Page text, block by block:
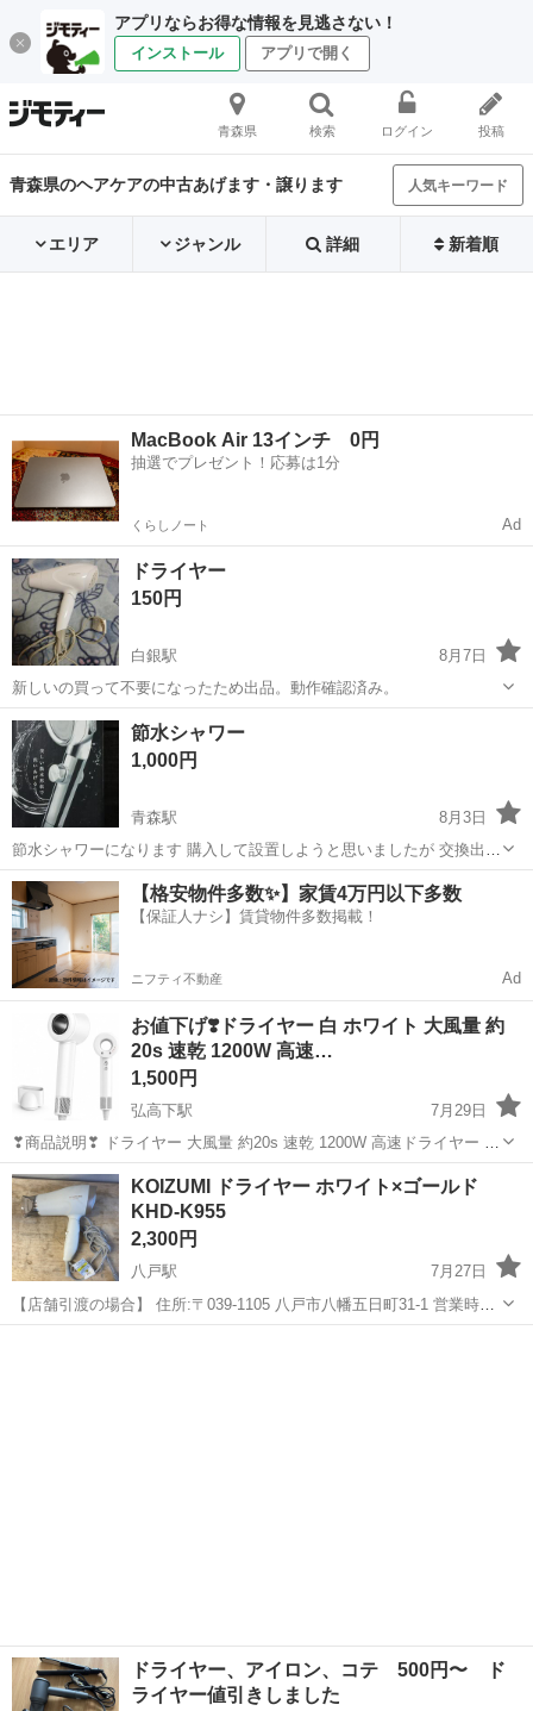
アプリならお得な情報を見逃さない！
インストール アプリで開く
青森県 検索 ログイン 投稿
青森県のヘアケアの中古あげます・譲ります 人気キーワード
エリア ジャンル 詳細 新着順
MacBook Air 13インチ 0円
抽選でプレゼント！応募は1分
くらしノート Ad
ドライヤー
150円
白銀駅
8月7日
新しいの買って不要になったため出品。動作確認済み。
青森 八戸市 白銀駅
節水シャワー
1,000円
青森駅
8月3日
節水シャワーになります 購入して設置しようと思いましたが 交換出来
ないタイプでしたので必要な方にお譲りしたいと思います 一度開封し
て水洗いしてます 取り付け出来なかったので シャワーとしても その
他の使用はありません 気にな...
青森 青森市 青森駅 美容家電 取り付け
【格安物件多数✨】家賃4万円以下多数
【保証人ナシ】賃貸物件多数掲載！
ニフティ不動産 Ad
お値下げ❣️ドライヤー 白 ホワイト 大風量 約
20s 速乾 1200W 高速…
1,500円
弘高下駅
7月29日
❣商品説明❣ ドライヤー 大風量 約20s 速乾 1200W 高速ドライヤー 高
耐久ブラシレスモーター搭載 4段階温度調節&3段階風量 ワンタッチで
冷風へ瞬時に切り替え 低温速乾 NTC温度制御 過熱防止 軽量 コンパ
ク...
青森 弘前市 美容家電
KOIZUMI ドライヤー ホワイト×ゴールド
KHD-K955
2,300円
八戸駅
7月27日
【店舗引渡の場合】 住所:〒039-1105 八戸市八幡五日町31-1 営業時
間:9時〜17時 定休日:水曜日・その他不定休もあり ※商品はすべて店
ドライヤー、アイロン、コテ 500円〜 ド
ライヤー値引きしました